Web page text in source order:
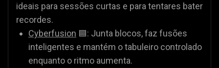
ideais para sessões curtas e para tentares bater
recordes.
Cyberfusion 🟦: Junta blocos, faz fusões
inteligentes e mantém o tabuleiro controlado
enquanto o ritmo aumenta.